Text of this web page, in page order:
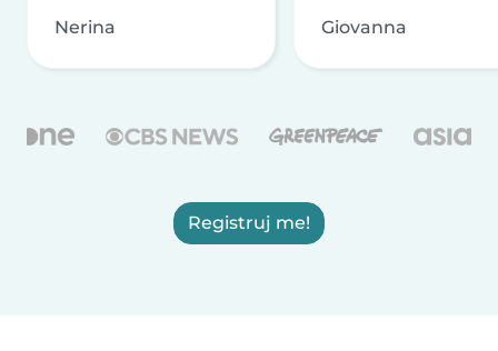
Nerina Giovanna
Registruj me!